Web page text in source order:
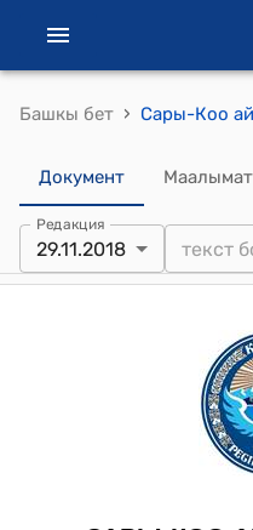
Башкы бет ›
Документ
Редакция
29.11.2018